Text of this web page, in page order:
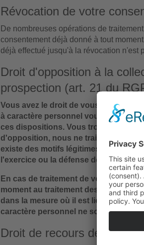
Révocation de votre
De nombreuses opérations de
consentement déjà donné à tout
déjà effectué jusqu'à la révocation n'est
Droit d'opposition à la
prospection (art. 21 du
Vous avez le droit de vous opposer
à caractère personnel vous
ces dispositions. Vous trouverez la
d'opposition, nous ne traitons plus
existe des motifs légitimes et
l'exercice ou la défense de droits en
En cas de traitement de vos
moment au traitement des données
dans la mesure où il est lié à une
caractère personnel ne sont plus
Droit de recours devant